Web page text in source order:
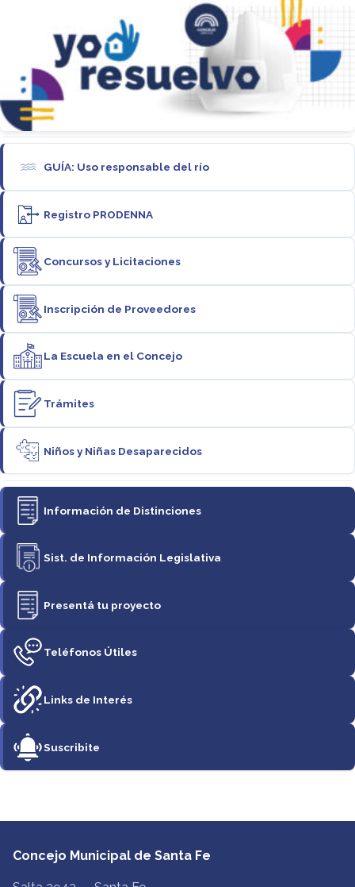
GUÍA: Uso responsable del río
Registro PRODENNA
Concursos y Licitaciones
Inscripción de Proveedores
La Escuela en el Concejo
Trámites
Niños y Niñas Desaparecidos
Información de Distinciones
Sist. de Información Legislativa
Presentá tu proyecto
Teléfonos Útiles
Links de Interés
Suscribite
Concejo Municipal de Santa Fe